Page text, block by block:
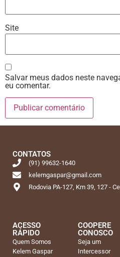
Site
Salvar meus dados neste
eu comentar.
CONTATOS
(91) 99632-1640
kelemgaspar@gmail.com
Rodovia PA-127, Km 39, 127 -
ACESSO
RÁPIDO
Quem Somos
Kelem Gaspar
COOPERE
CONOSCO
Seja um
Intercessor